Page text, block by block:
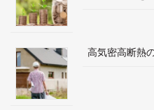
高気密高断熱